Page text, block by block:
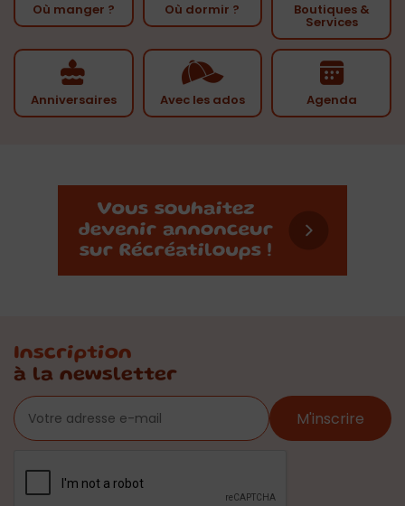
Où manger ? Où dormir ? Boutiques &
Services
Anniversaires Avec les ados Agenda
Inscription
à la newsletter
M'inscrire